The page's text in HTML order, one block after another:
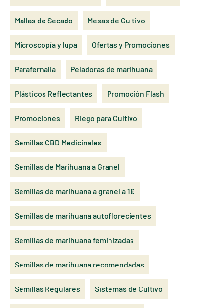
Mallas de Secado Mesas de Cultivo
Microscopía y lupa Ofertas y Promociones
Parafernalia Peladoras de marihuana
Plásticos Reflectantes Promoción Flash
Promociones Riego para Cultivo
Semillas CBD Medicinales
Semillas de Marihuana a Granel
Semillas de marihuana a granel a 1€
Semillas de marihuana autoflorecientes
Semillas de marihuana feminizadas
Semillas de marihuana recomendadas
Semillas Regulares Sistemas de Cultivo